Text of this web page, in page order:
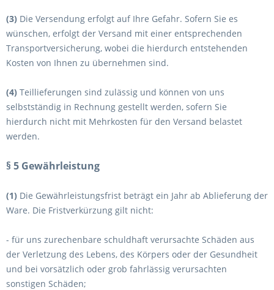
(3) Die Versendung erfolgt auf Ihre Gefahr. Sofern Sie es
wünschen, erfolgt der Versand mit einer entsprechenden
Transportversicherung, wobei die hierdurch entstehenden
Kosten von Ihnen zu übernehmen sind.
(4) Teillieferungen sind zulässig und können von uns
selbstständig in Rechnung gestellt werden, sofern Sie
hierdurch nicht mit Mehrkosten für den Versand belastet
werden.
§ 5 Gewährleistung
(1) Die Gewährleistungsfrist beträgt ein Jahr ab Ablieferung der
Ware. Die Fristverkürzung gilt nicht:
- für uns zurechenbare schuldhaft verursachte Schäden aus
der Verletzung des Lebens, des Körpers oder der Gesundheit
und bei vorsätzlich oder grob fahrlässig verursachten
sonstigen Schäden;